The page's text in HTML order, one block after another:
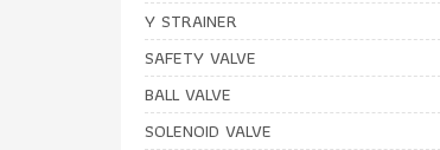
Y STRAINER
SAFETY VALVE
BALL VALVE
SOLENOID VALVE